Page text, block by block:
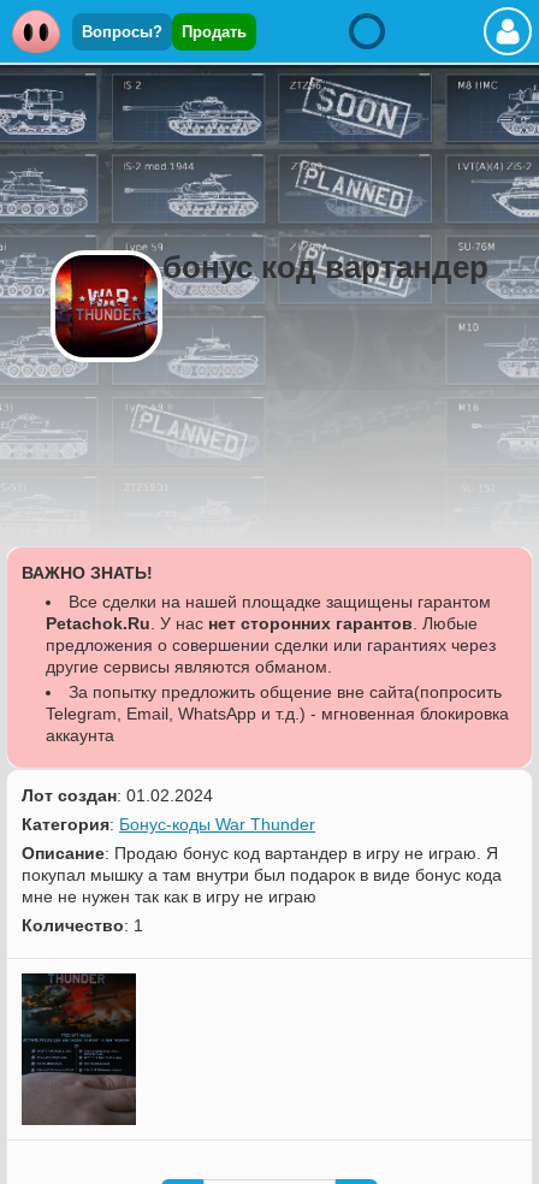
Вопросы? Продать
бонус код вартандер
ВАЖНО ЗНАТЬ!
Все сделки на нашей площадке защищены гарантом
Petachok.Ru . У нас нет сторонних гарантов . Любые
предложения о совершении сделки или гарантиях через
другие сервисы являются обманом.
За попытку предложить общение вне сайта(попросить
Telegram, Email, WhatsApp и т.д.) - мгновенная блокировка
аккаунта
Лот создан: 01.02.2024
Категория: Бонус-коды War Thunder
Описание: Продаю бонус код вартандер в игру не играю. Я
покупал мышку а там внутри был подарок в виде бонус кода
мне не нужен так как в игру не играю
Количество: 1